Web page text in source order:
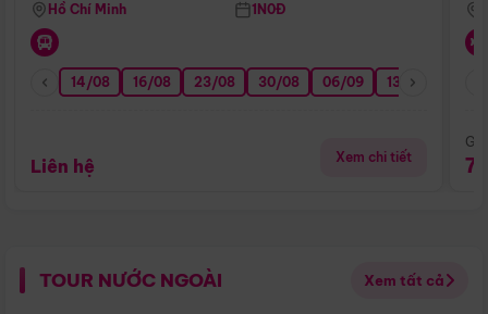
Hồ Chí Minh 1N0Đ
14/08 16/08 23/08 30/08 06/09 13/09
Liên hệ Xem chi tiết
TOUR NƯỚC NGOÀI Xem tất cả
Điểm nổi bật